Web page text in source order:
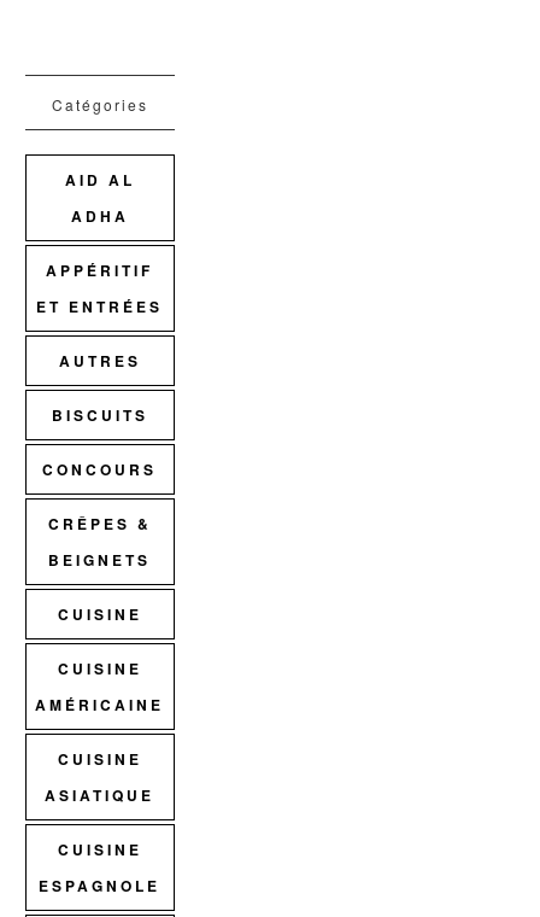
Catégories
AID AL
ADHA
APPÉRITIF
ET ENTRÉES
AUTRES
BISCUITS
CONCOURS
CRÊPES &
BEIGNETS
CUISINE
CUISINE
AMÉRICAINE
CUISINE
ASIATIQUE
CUISINE
ESPAGNOLE